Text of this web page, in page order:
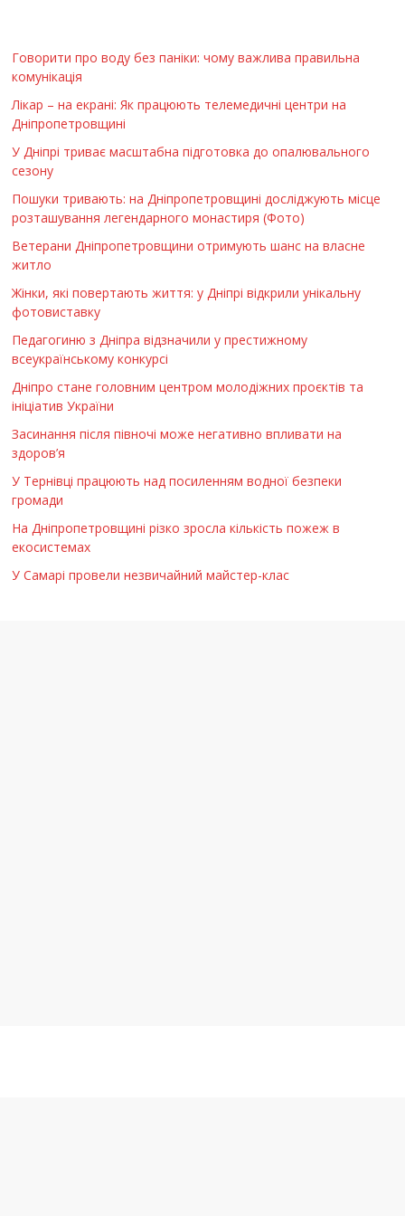
Говорити про воду без паніки: чому важлива правильна
комунікація
Лікар – на екрані: Як працюють телемедичні центри на
Дніпропетровщині
У Дніпрі триває масштабна підготовка до опалювального
сезону
Пошуки тривають: на Дніпропетровщині досліджують місце
розташування легендарного монастиря (Фото)
Ветерани Дніпропетровщини отримують шанс на власне
житло
Жінки, які повертають життя: у Дніпрі відкрили унікальну
фотовиставку
Педагогиню з Дніпра відзначили у престижному
всеукраїнському конкурсі
Дніпро стане головним центром молодіжних проєктів та
ініціатив України
Засинання після півночі може негативно впливати на
здоров’я
У Тернівці працюють над посиленням водної безпеки
громади
На Дніпропетровщині різко зросла кількість пожеж в
екосистемах
У Самарі провели незвичайний майстер-клас